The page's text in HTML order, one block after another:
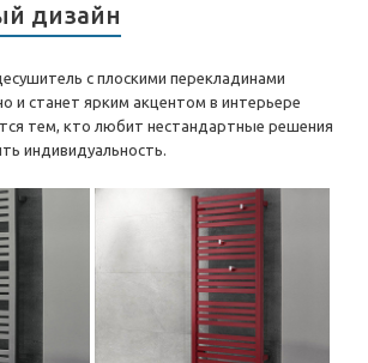
дизайн
с плоскими перекладинами
и станет ярким акцентом в интерьере
тем, кто любит нестандартные решения
индивидуальность.